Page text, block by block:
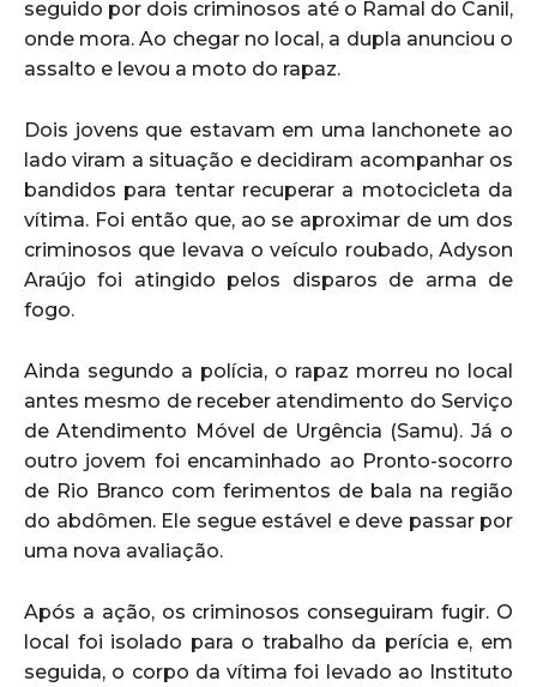
seguido por dois criminosos até o Ramal do Canil,
onde mora. Ao chegar no local, a dupla anunciou o
assalto e levou a moto do rapaz.
Dois jovens que estavam em uma lanchonete ao
lado viram a situação e decidiram acompanhar os
bandidos para tentar recuperar a motocicleta da
vítima. Foi então que, ao se aproximar de um dos
criminosos que levava o veículo roubado, Adyson
Araújo foi atingido pelos disparos de arma de
fogo.
Ainda segundo a polícia, o rapaz morreu no local
antes mesmo de receber atendimento do Serviço
de Atendimento Móvel de Urgência (Samu). Já o
outro jovem foi encaminhado ao Pronto-socorro
de Rio Branco com ferimentos de bala na região
do abdômen. Ele segue estável e deve passar por
uma nova avaliação.
Após a ação, os criminosos conseguiram fugir. O
local foi isolado para o trabalho da perícia e, em
seguida, o corpo da vítima foi levado ao Instituto